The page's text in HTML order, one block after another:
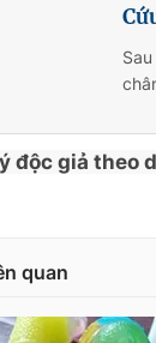
độc giả theo
quan